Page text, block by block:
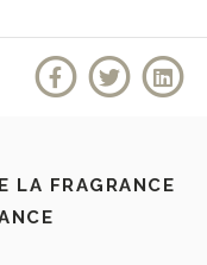
LA FRAGRANCE